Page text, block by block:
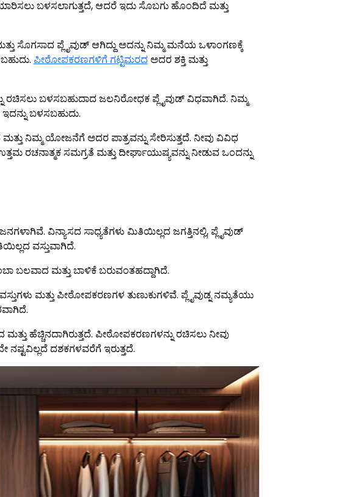
ಬಳಸಲಾಗುತ್ತದೆ, ಆದರೆ ಇದು ಸೊಬಗು ಹೊಂದಿದೆ ಮತ್ತು
ಸೊಗಸಾದ ಪ್ಲೈವುಡ್ ಆಗಿದ್ದು ಅದನ್ನು ನಿಮ್ಮ ಮನೆಯ ಒಳಾಂಗಣಕ್ಕೆ
ಪೀಠೋಪಕರಣಗಳಿಗೆ ಗಟ್ಟಿಮರದ ಅದರ ಶಕ್ತಿ ಮತ್ತು
ರಚಿಸಲು ಬಳಸಬಹುದಾದ ಜಲನಿರೋಧಕ ಪ್ಲೈವುಡ್ ವಿಧವಾಗಿದೆ. ನಿಮ್ಮ
ಬಳಸಬಹುದು.
ನಿಮ್ಮ ಯೋಜನೆಗೆ ಅದರ ಪಾತ್ರವನ್ನು ಸೇರಿಸುತ್ತದೆ. ನೀವು ವಿವಿಧ
ರಚನಾತ್ಮಕ ಸಮಗ್ರತೆ ಮತ್ತು ದೀರ್ಘಾಯುಷ್ಯವನ್ನು ನೀಡುವ ಒಂದನ್ನು
ವಿನ್ಯಾಸದ ಸಾಧ್ಯತೆಗಳು ಮಿತಿಯಿಲ್ಲದ ಜಗತ್ತಿನಲ್ಲಿ, ಪ್ಲೈವುಡ್
ವಸ್ತುವಾಗಿದೆ.
ಬಲವಾದ ಮತ್ತು ಬಾಳಿಕೆ ಬರುವಂತಹದ್ದಾಗಿದೆ.
ಮತ್ತು ಪೀಠೋಪಕರಣಗಳ ತುಣುಕುಗಳಿವೆ. ಪ್ಲೈವುಡ್ನ ನಮ್ಯತೆಯು
ಹೆಚ್ಚಿನದಾಗಿರುತ್ತದೆ. ಪೀಠೋಪಕರಣಗಳನ್ನು ರಚಿಸಲು ನೀವು
ನಷ್ಟವಿಲ್ಲದೆ ದಶಕಗಳವರೆಗೆ ಇರುತ್ತದೆ.